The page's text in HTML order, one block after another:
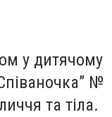
у дитячому
№
та тіла.